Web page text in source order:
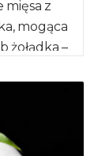
mięsa z
mogąca
żołądka –